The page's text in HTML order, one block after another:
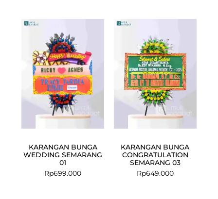
KARANGAN BUNGA
WEDDING SEMARANG
01
Rp699.000
KARANGAN BUNGA
CONGRATULATION
SEMARANG 03
Rp649.000